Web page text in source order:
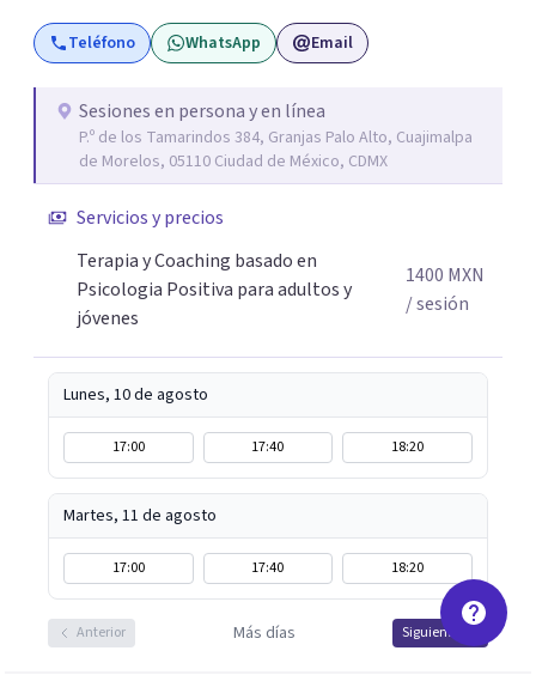
Mariangela Rodriguez Badel. Uno de mis propósitos de
vida es impactar positivamente la vida de jóvenes y
uno/a y acompañándolo/as a encontrar herramientas
que les permitan conectar con su vida de maneras
diferentes y avanzar hacia donde lo necesitan. Hago
manera presencial en la Ciudad de México.
Adicionalmente enseño herramientas de psicología
positiva y bienestar a grupos y equipos.
Teléfono WhatsApp Email
Sesiones en persona y en línea
P.º de los Tamarindos 384, Granjas Palo Alto, Cuajimalpa
de Morelos, 05110 Ciudad de México, CDMX
Servicios y precios
Terapia y Coaching basado en
Psicologia Positiva para adultos y
jóvenes
1400 MXN
/ sesión
Lunes, 10 de agosto
17:00 17:40 18:20
Martes, 11 de agosto
17:00 17:40 18:20
Anterior Más días Siguiente